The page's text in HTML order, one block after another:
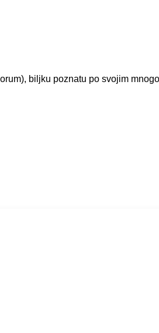
biljku poznatu po svojim